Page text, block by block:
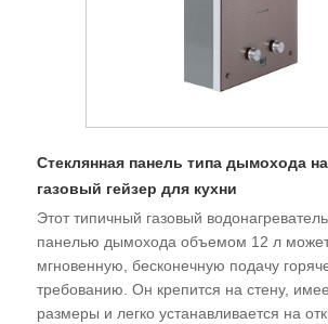
Стеклянная панель типа дымохода
газовый гейзер для кухни
Этот типичный газовый
панелью дымохода объемом 12 л
мгновенную, бесконечную подачу
требованию. Он крепится на стену,
размеры и легко устанавливается на